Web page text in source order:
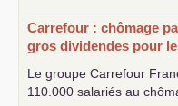
Carrefour : chômage
gros dividendes pour
Le groupe Carrefour
110.000 salariés au